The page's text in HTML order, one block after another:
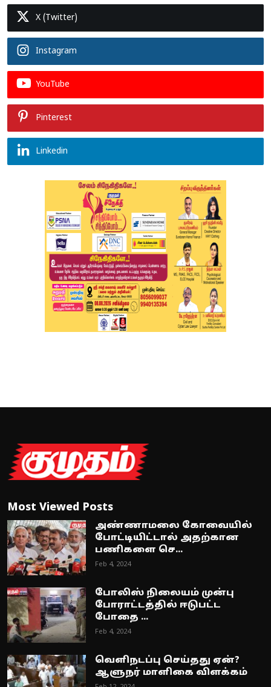
X (Twitter)
Instagram
YouTube
Pinterest
Linkedin
Most Viewed Posts
அண்ணாமலை கோவையில்
போட்டியிட்டால் அதற்கான
பணிகளை செ...
Feb 4, 2024
போலிஸ் நிலையம் முன்பு
போராட்டத்தில் ஈடுபட்ட
போதை ...
Feb 4, 2024
வெளிநடப்பு செய்தது ஏன்?
ஆளுநர் மாளிகை விளக்கம்